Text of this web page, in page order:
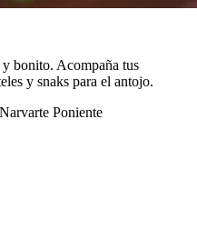
bonito. Acompaña tus
y snaks para el antojo.
Poniente